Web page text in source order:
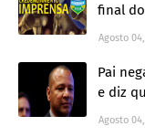
final
Agosto
Pai
e diz
Agosto